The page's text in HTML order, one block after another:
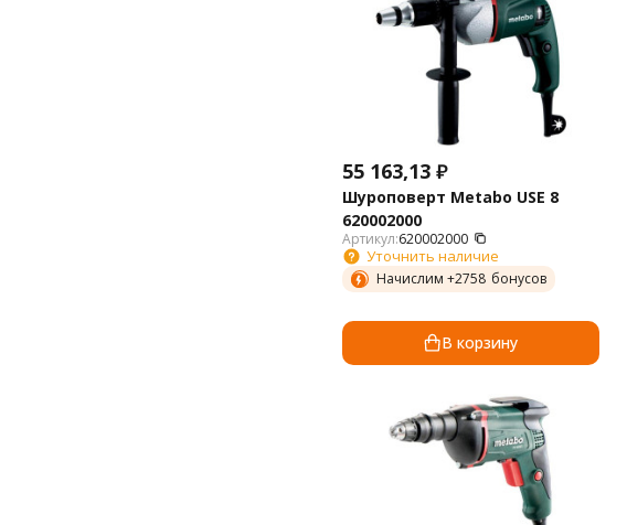
55 163,13 ₽
Шуроповерт Metabo USE 8
620002000
Артикул:620002000
Уточнить наличие
Начислим +2758 бонусов
В корзину